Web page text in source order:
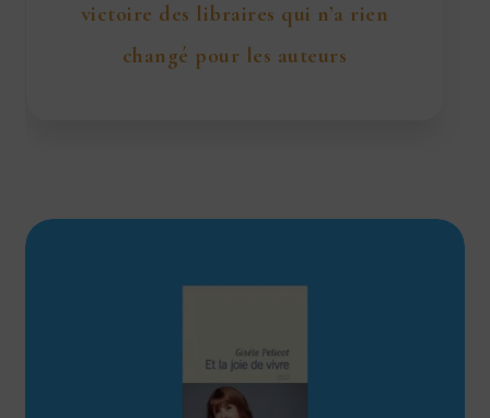
victoire des libraires qui n’a rien
changé pour les auteurs